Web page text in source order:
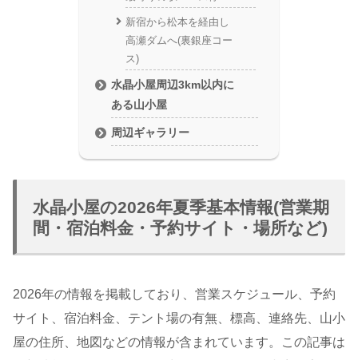
新宿から松本を経由し
高瀬ダムへ(裏銀座コー
ス)
水晶小屋周辺3km以内に
ある山小屋
周辺ギャラリー
水晶小屋の2026年夏季基本情報(営業期
間・宿泊料金・予約サイト・場所など)
2026年の情報を掲載しており、営業スケジュール、予約
サイト、宿泊料金、テント場の有無、標高、連絡先、山小
屋の住所、地図などの情報が含まれています。この記事は